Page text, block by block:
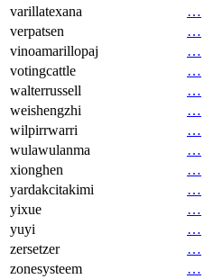
varillatexana
…
verpatsen
…
vinoamarillopaj
…
votingcattle
…
walterrussell
…
weishengzhi
…
wilpirrwarri
…
wulawulanma
…
xionghen
…
yardakcitakimi
…
yixue
…
yuyi
…
zersetzer
…
zonesysteem
…